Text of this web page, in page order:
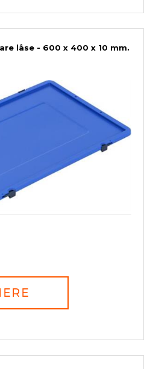
låse - 600 x 400 x 10 mm.